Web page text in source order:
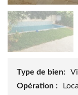
Type de bien:
Opération :